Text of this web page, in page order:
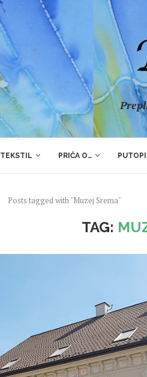
TEKSTIL PRIČA O…
Posts tagged with "Muzej Srema"
TAG: